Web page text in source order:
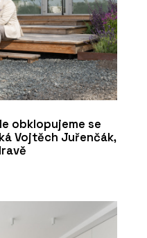
obklopujeme se
Vojtěch Juřenčák,